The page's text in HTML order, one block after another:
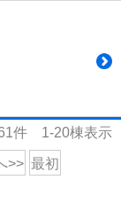
件 1-20棟表示
>> 最初